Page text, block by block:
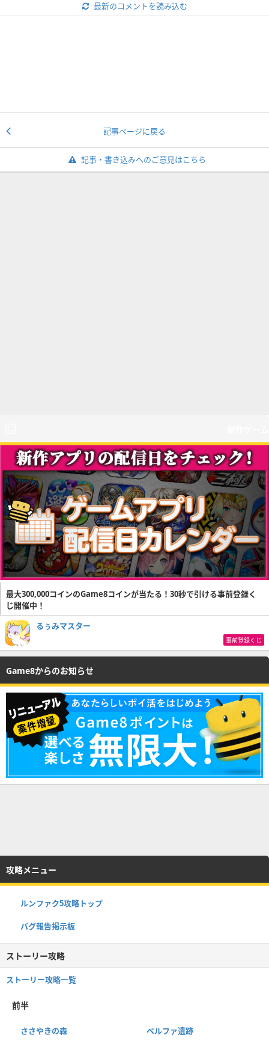
最新のコメントを読み込む
記事ページに戻る
記事・書き込みへのご意見はこちら
最大300,000コインのGame8コインが当たる！30秒で引ける事前登録く
じ開催中！
るぅみマスター
事前登録くじ
Game8からのお知らせ
攻略メニュー
ルンファク5攻略トップ
バグ報告掲示板
ストーリー攻略
ストーリー攻略一覧
前半
ささやきの森 ベルファ遺跡